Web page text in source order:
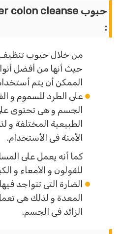
:
من خلال حبوب تنظيف
حيث أنها من أفضل
الممكن أن يتم
على الطرد للسموم و
الجسم و هى تحتوى
الطبيعية المختلفة و
الأمنة فى الأستخدام.
كما أنه يعمل على
للقولون و الأمعاء و
الضارة التى تتواجد
المعدة و لذلك هى
الزائد فى الجسم.